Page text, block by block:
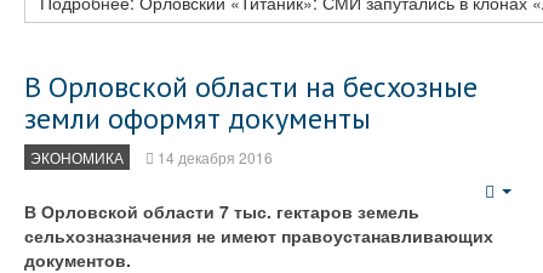
В Орловской области на бесхозные
земли оформят документы
ЭКОНОМИКА 14 декабря 2016
В Орловской области 7 тыс. гектаров земель
сельхозназначения не имеют правоустанавливающих
документов.